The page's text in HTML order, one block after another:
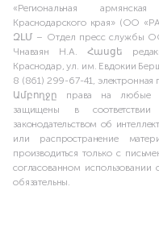
«Региональная армянская
Краснодарского края» (ОО
ԶԼՄ – Отдел пресс службы
Чнаваян Н.А. Հասցե
Краснодар, ул. им. Евдокии
8 (861) 299-67-41, электронная
Ամբողջը права на любые
защищены в
законодательством об
или распространение
производиться только с
согласованном использовании
обязательны.